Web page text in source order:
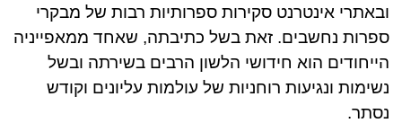
ובאתרי אינטרנט סקירות ספרותיות רבות של מבקרי
ספרות נחשבים. זאת בשל כתיבתה, שאחד ממאפייניה
הייחודים הוא חידושי הלשון הרבים בשירתה ובשל
נשימות ונגיעות רוחניות של עולמות עליונים וקודש
נסתר.